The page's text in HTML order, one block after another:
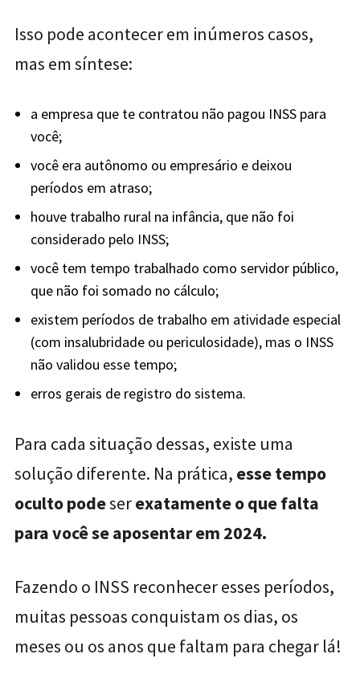
Isso pode acontecer em inúmeros casos,
mas em síntese:
a empresa que te contratou não pagou INSS para
você;
você era autônomo ou empresário e deixou
períodos em atraso;
houve trabalho rural na infância, que não foi
considerado pelo INSS;
você tem tempo trabalhado como servidor público,
que não foi somado no cálculo;
existem períodos de trabalho em atividade especial
(com insalubridade ou periculosidade), mas o INSS
não validou esse tempo;
erros gerais de registro do sistema.
Para cada situação dessas, existe uma
solução diferente. Na prática, esse tempo
oculto podeserexatamente o que falta
para você se aposentar em 2024.
Fazendo o INSS reconhecer esses períodos,
muitas pessoas conquistam os dias, os
meses ou os anos que faltam para chegar lá!